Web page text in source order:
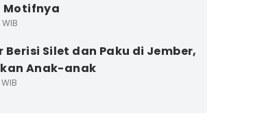
Motifnya
Berisi Silet dan Paku di Jember,
Anak-anak